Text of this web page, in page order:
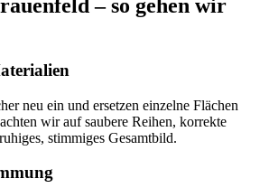
– so gehen wir
neu ein und ersetzen einzelne Flächen
wir auf saubere Reihen, korrekte
stimmiges Gesamtbild.